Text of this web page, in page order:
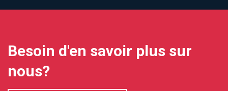
Besoin d'en savoir plus sur
nous?